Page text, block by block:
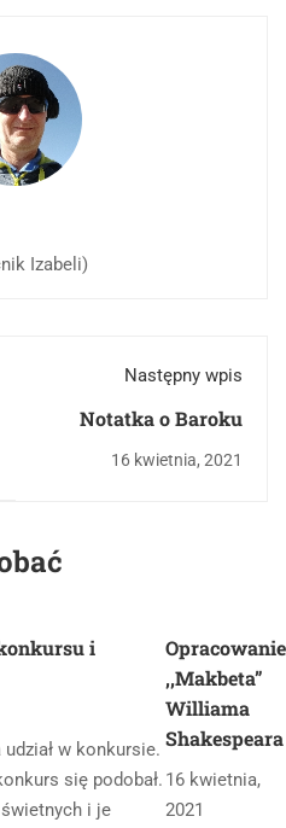
Izabeli)
Następny wpis
Notatka o Baroku
16 kwietnia, 2021
i
w konkursie.
się podobał.
i je
Opracowanie
,,Makbeta”
Williama
Shakespeara
16 kwietnia,
2021